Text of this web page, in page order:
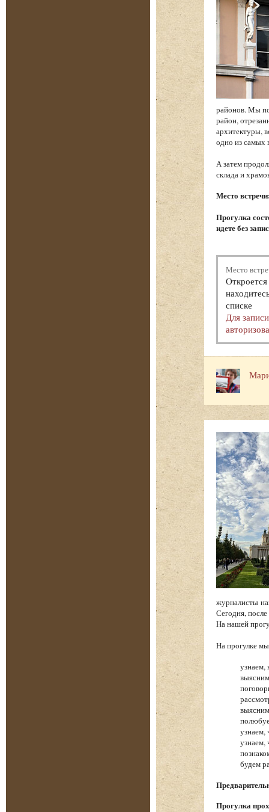
районов. Мы
район,
архитектуры,
одно из самых
А затем
склада и
Место
Прогулка
идете без
Место
списке
Для
журналисты
Сегодня,
На нашей
На прогулке
узнаем,
узнаем,
будем
Прогулка